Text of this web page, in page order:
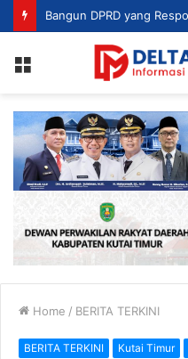
Home / BERITA TERKINI
BERITA TERKINI Kutai Timur